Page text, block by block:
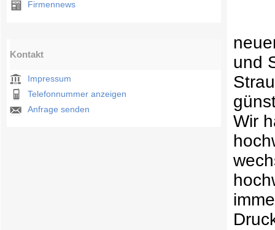
Firmennews
Kontakt
Impressum
Telefonnummer anzeigen
Anfrage senden
und
Wir